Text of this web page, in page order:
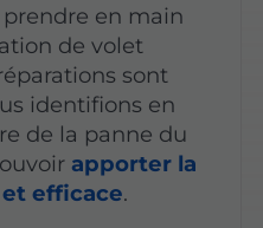
en main
de volet
sont
identifions en
de la panne du
apporter la
efficace.